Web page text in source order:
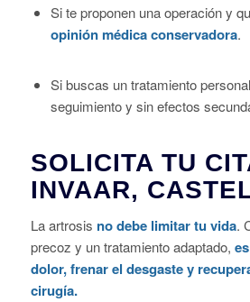
Si te proponen una operación y
opinión médica conservadora.
Si buscas un tratamiento
seguimiento y sin efectos
SOLICITA TU
INVAAR,
La artrosis no debe limitar tu vida.
precoz y un tratamiento adaptado,
dolor, frenar el desgaste y
cirugía.